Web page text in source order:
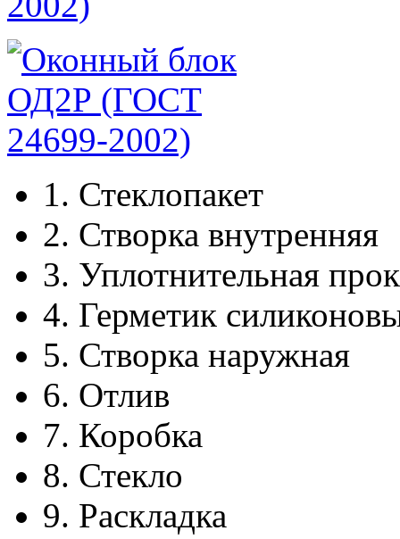
1. Стеклопакет
2. Створка внутренняя
3. Уплотнительная
4. Герметик
5. Створка наружная
6. Отлив
7. Коробка
8. Стекло
9. Раскладка